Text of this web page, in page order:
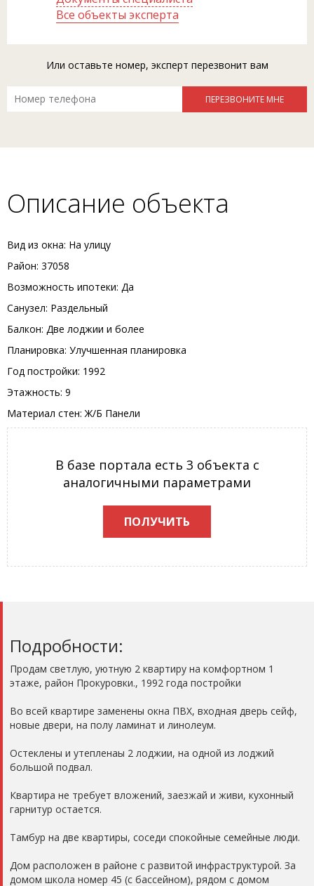
Все объекты эксперта
Или оставьте номер, эксперт перезвонит вам
Описание объекта
Вид из окна: На улицу
Район: 37058
Возможность ипотеки: Да
Санузел: Раздельный
Балкон: Две лоджии и более
Планировка: Улучшенная планировка
Год постройки: 1992
Этажность: 9
Материал стен: Ж/Б Панели
В базе портала есть 3 объекта с
аналогичными параметрами
ПОЛУЧИТЬ
Подробности:
Продам светлую, уютную 2 квартиру на комфортном 1
этаже, район Прокуровки., 1992 года постройки
Во всей квартире заменены окна ПВХ, входная дверь сейф,
новые двери, на полу ламинат и линолеум.
Остеклены и утепленаы 2 лоджии, на одной из лоджий
большой подвал.
Квартира не требует вложений, заезжай и живи, кухонный
гарнитур остается.
Тамбур на две квартиры, соседи спокойные семейные люди.
Дом расположен в районе с развитой инфраструктурой. За
домом школа номер 45 (с бассейном), рядом с домом